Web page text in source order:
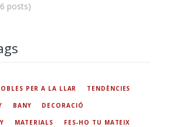
posts)
PER A LA LLAR TENDÈNCIES
BANY DECORACIÓ
MATERIALS FES-HO TU MATEIX